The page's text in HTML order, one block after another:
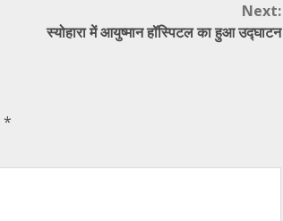
Next:
स्योहारा में आयुष्मान हॉस्पिटल का हुआ उद्घाटन
*